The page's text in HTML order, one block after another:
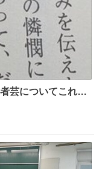
芸についてこれ以
辞めちゃうかもイ